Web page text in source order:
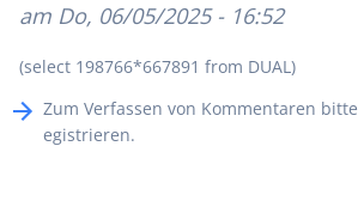
am Do, 06/05/2025 - 16:52
(select 198766*667891 from DUAL)
Zum Verfassen von Kommentaren bitte
egistrieren.